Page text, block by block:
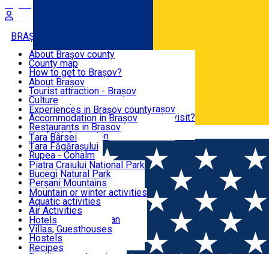
Română
BRAȘOV COUNTY
BRAȘOV
EXPERIENCES
DESTINATIONS
NATURE
ACTIVE TOURISM
ACCOMMODATION
CULTURAL HERITAGE
About Brașov county
County map
How to get to Brașov?
Tourist Information Centers
Tourist Guides
Brașov Tourism Recommendations
Historical tourist attractions
What would a local recommend to visit?
Tourism news Brașov
Restaurants
About Brașov
Tourist attraction - Brașov
Culture
Tourist Information Center - Brașov
Accommodation in Brașov
Restaurants in Brasov
Usefull information
Experiences in Brașov county
Țara Bârsei
Țara Făgărașului
Rupea - Cohalm
ECO Destinations
Piatra Craiului National Park
Bucegi Natural Park
Perșani Mountains
Făgăraș Mountains
Postăvarul Peak
Măgura Codlei
Ciucaș Mountains
Protected areas
Other natural attractions
Speoturism
Mountain or winter activities
Aquatic activities
Air Activities
Adventure, Equestrian
Cycling, Running
Other activities
Hotels
Villas, Guesthouses
Hostels
Cottages
Recipes